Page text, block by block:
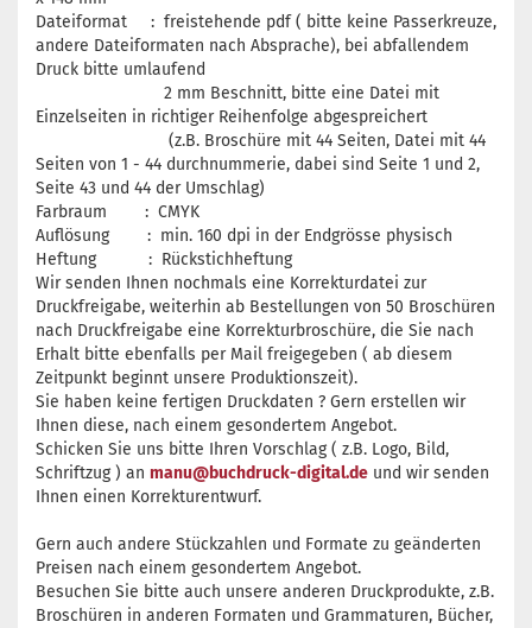
Dateiformat : freistehende pdf ( bitte keine Passerkreuze,
andere Dateiformaten nach Absprache), bei abfallendem
Druck bitte umlaufend
2 mm Beschnitt, bitte eine Datei mit
Einzelseiten in richtiger Reihenfolge abgespreichert
(z.B. Broschüre mit 44 Seiten, Datei mit 44
Seiten von 1 - 44 durchnummerie, dabei sind Seite 1 und 2,
Seite 43 und 44 der Umschlag)
Farbraum : CMYK
Auflösung : min. 160 dpi in der Endgrösse physisch
Heftung : Rückstichheftung
Wir senden Ihnen nochmals eine Korrekturdatei zur
Druckfreigabe, weiterhin ab Bestellungen von 50 Broschüren
nach Druckfreigabe eine Korrekturbroschüre, die Sie nach
Erhalt bitte ebenfalls per Mail freigegeben ( ab diesem
Zeitpunkt beginnt unsere Produktionszeit).
Sie haben keine fertigen Druckdaten ? Gern erstellen wir
Ihnen diese, nach einem gesondertem Angebot.
Schicken Sie uns bitte Ihren Vorschlag ( z.B. Logo, Bild,
Schriftzug ) an manu@buchdruck-digital.de und wir senden
Ihnen einen Korrekturentwurf.
Gern auch andere Stückzahlen und Formate zu geänderten
Preisen nach einem gesondertem Angebot.
Besuchen Sie bitte auch unsere anderen Druckprodukte, z.B.
Broschüren in anderen Formaten und Grammaturen, Bücher,